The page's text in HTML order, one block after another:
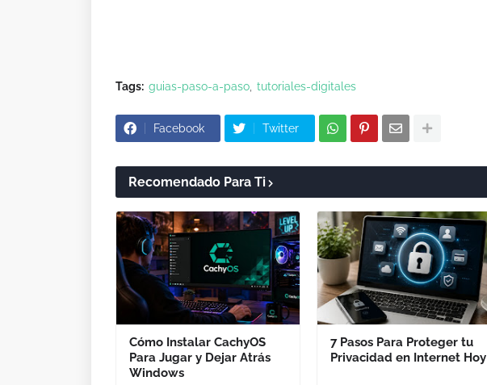
Tags: guias-paso-a-paso tutoriales-digitales
Facebook Twitter
Recomendado Para Ti
Cómo Instalar CachyOS
Para Jugar y Dejar Atrás
Windows
7 Pasos Para Proteger tu
Privacidad en Internet Hoy